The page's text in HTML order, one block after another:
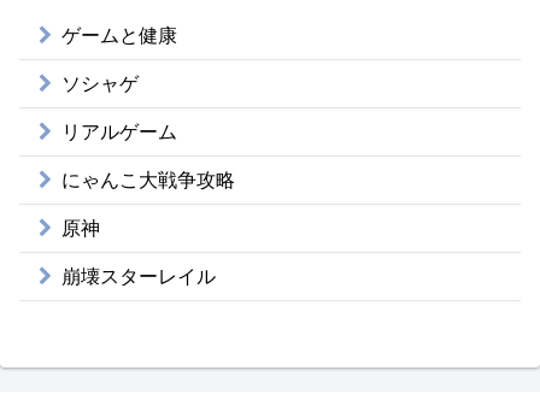
ゲームと健康
ソシャゲ
リアルゲーム
にゃんこ大戦争攻略
原神
崩壊スターレイル